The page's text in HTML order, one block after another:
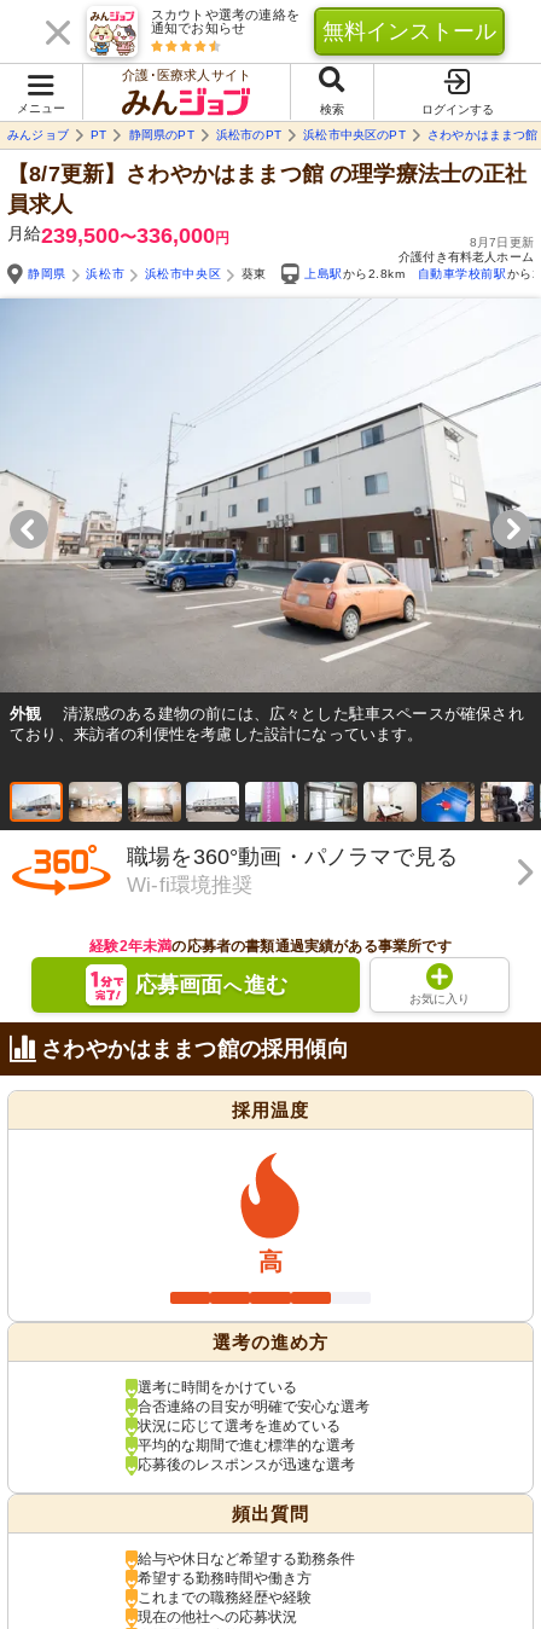
スカウトや選考の連絡を
通知でお知らせ
無料インストール
メニュー
介護･医療求人サイト
検索
ログインする
みんジョブ
PT 静岡県のPT 浜松市のPT 浜松市中央区のPT さわやかはままつ館
【8/7更新】さわやかはままつ館の理学療法士の正社
員求人
月給239,500〜336,000円
8月7日更新
介護付き有料老人ホーム
静岡県
浜松市 浜松市中央区 葵東 上島駅から2.8km 自動車学校前駅から
自
外観
清潔感のある建物の前には、広々とした駐車スペースが確保され
ており、来訪者の利便性を考慮した設計になっています。
職場を360°動画・パノラマで見る
Wi-fi環境推奨
経験2年未満の応募者の書類通過実績がある事業所です
応募画面へ進む
お気に入り
さわやかはままつ館の採用傾向
採用温度
高
選考の進め方
選考に時間をかけている
合否連絡の目安が明確で安心な選考
状況に応じて選考を進めている
平均的な期間で進む標準的な選考
応募後のレスポンスが迅速な選考
頻出質問
給与や休日など希望する勤務条件
希望する勤務時間や働き方
これまでの職務経歴や経験
現在の他社への応募状況